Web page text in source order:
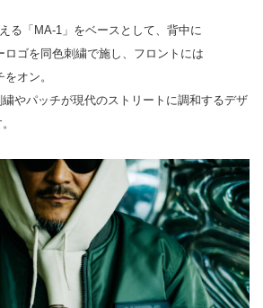
る「MA-1」をベースとして、背中に
ロゴを同色刺繍で施し、フロントには
オン。
やパッチが現代のストリートに調和するデザ